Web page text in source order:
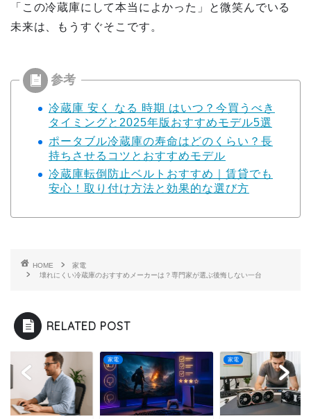
「この冷蔵庫にして本当によかった」と微笑んでいる
未来は、もうすぐそこです。
冷蔵庫 安く なる 時期 はいつ？今買うべき
タイミングと2025年版おすすめモデル5選
ポータブル冷蔵庫の寿命はどのくらい？長
持ちさせるコツとおすすめモデル
冷蔵庫転倒防止ベルトおすすめ｜賃貸でも
安心！取り付け方法と効果的な選び方
HOME
家電
壊れにくい冷蔵庫のおすすめメーカーは？専門家が選ぶ後悔しない一台
RELATED POST
家電 家電